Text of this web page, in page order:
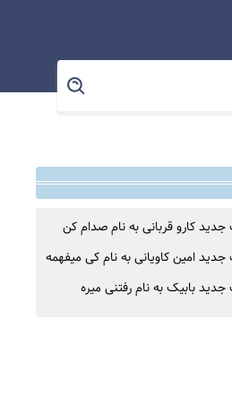
جدید کارو قربانی به نام صدام کن
جدید امین کاویانی به نام کی میفهمه
جدید بابیک به نام رفتنی میره